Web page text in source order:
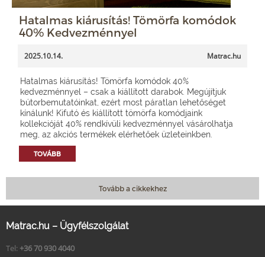
Hatalmas kiárusítás! Tömörfa komódok
40% Kedvezménnyel
2025.10.14. Matrac.hu
Hatalmas kiárusítás! Tömörfa komódok 40%
kedvezménnyel – csak a kiállított darabok. Megújítjuk
bútorbemutatóinkat, ezért most páratlan lehetőséget
kínálunk! Kifutó és kiállított tömörfa komódjaink
kollekcióját 40% rendkívüli kedvezménnyel vásárolhatja
meg, az akciós termékek elérhetőek üzleteinkben.
TOVÁBB
Tovább a cikkekhez
Matrac.hu – Ügyfélszolgálat
Tel: +36 70 930 4040